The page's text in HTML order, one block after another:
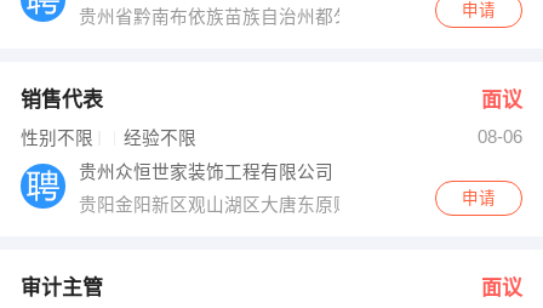
贵州省黔南布依族苗族自治州都匀市斗篷山路317号收费
申请
销售代表 面议
性别不限 经验不限
08-06
贵州众恒世家装饰工程有限公司
贵阳金阳新区观山湖区大唐东原财富广场6栋8楼申请
审计主管 面议